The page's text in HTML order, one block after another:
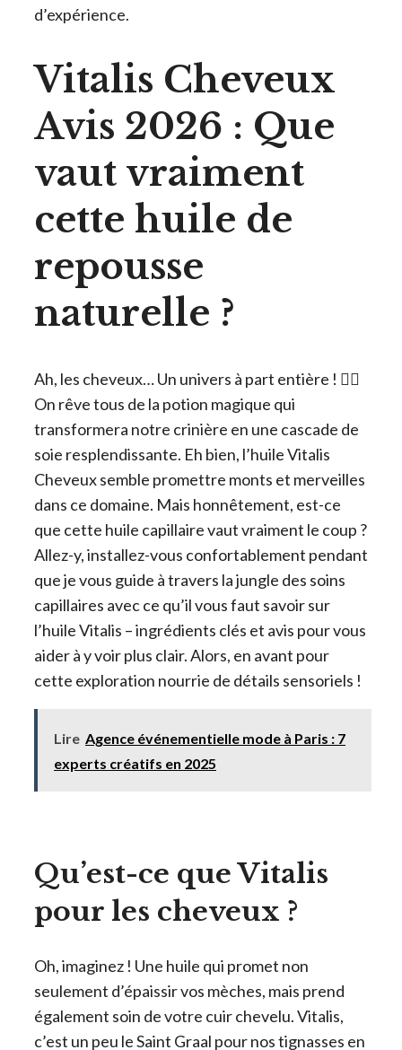
d’expérience.
Vitalis Cheveux
Avis 2026 : Que
vaut vraiment
cette huile de
repousse
naturelle ?
Ah, les cheveux… Un univers à part entière ! 💁‍♀️
On rêve tous de la potion magique qui
transformera notre crinière en une cascade de
soie resplendissante. Eh bien, l’huile Vitalis
Cheveux semble promettre monts et merveilles
dans ce domaine. Mais honnêtement, est-ce
que cette huile capillaire vaut vraiment le coup ?
Allez-y, installez-vous confortablement pendant
que je vous guide à travers la jungle des soins
capillaires avec ce qu’il vous faut savoir sur
l’huile Vitalis – ingrédients clés et avis pour vous
aider à y voir plus clair. Alors, en avant pour
cette exploration nourrie de détails sensoriels !
Lire Agence événementielle mode à Paris : 7
experts créatifs en 2025
Qu’est-ce que Vitalis
pour les cheveux ?
Oh, imaginez ! Une huile qui promet non
seulement d’épaissir vos mèches, mais prend
également soin de votre cuir chevelu. Vitalis,
c’est un peu le Saint Graal pour nos tignasses en